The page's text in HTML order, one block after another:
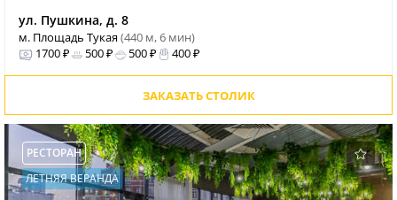
ул. Пушкина, д. 8
м. Площадь Тукая(440 м, 6 мин)
1700 ₽
500 ₽ 500 ₽ 400 ₽
ЗАКАЗАТЬ СТОЛИК
РЕСТОРАН
ЛЕТНЯЯ ВЕРАНДА